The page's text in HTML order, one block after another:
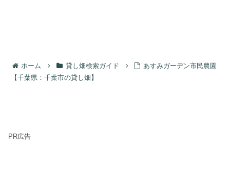
ホーム 貸し畑検索ガイド
あすみガーデン市民農園
【千葉県：千葉市の貸し畑】
PR広告